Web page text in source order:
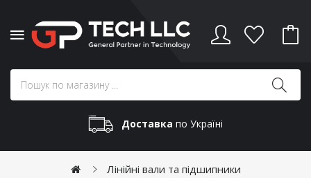
Доставка по Україні
Лінійні вали та підшипники